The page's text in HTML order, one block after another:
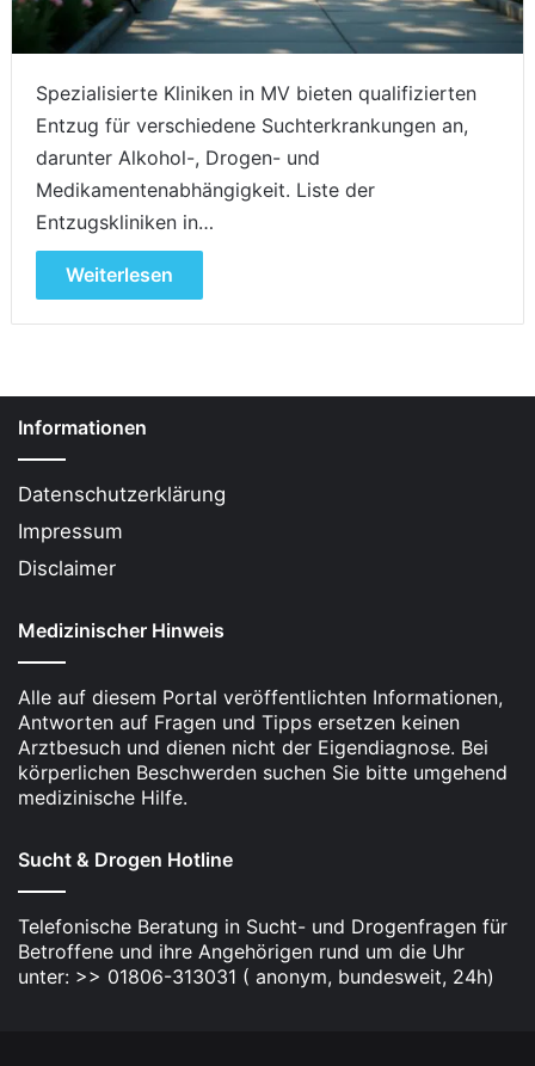
Spezialisierte Kliniken in MV bieten qualifizierten
Entzug für verschiedene Suchterkrankungen an,
darunter Alkohol-, Drogen- und
Medikamentenabhängigkeit. Liste der
Entzugskliniken in…
Weiterlesen
Informationen
Datenschutzerklärung
Impressum
Disclaimer
Medizinischer Hinweis
Alle auf diesem Portal veröffentlichten Informationen,
Antworten auf Fragen und Tipps ersetzen keinen
Arztbesuch und dienen nicht der Eigendiagnose. Bei
körperlichen Beschwerden suchen Sie bitte umgehend
medizinische Hilfe.
Sucht & Drogen Hotline
Telefonische Beratung in Sucht- und Drogenfragen für
Betroffene und ihre Angehörigen rund um die Uhr
unter: >> 01806-313031 ( anonym, bundesweit, 24h)